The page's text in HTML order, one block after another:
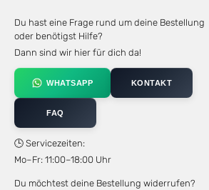
Du hast eine Frage rund um deine Bestellung
oder benötigst Hilfe?
Dann sind wir hier für dich da!
WHATSAPP KONTAKT
FAQ
🕒 Servicezeiten:
Mo–Fr: 11:00–18:00 Uhr
Du möchtest deine Bestellung widerrufen?